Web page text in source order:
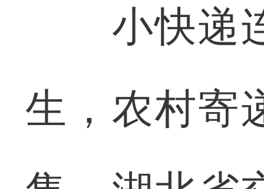
小快递连
生，农村寄